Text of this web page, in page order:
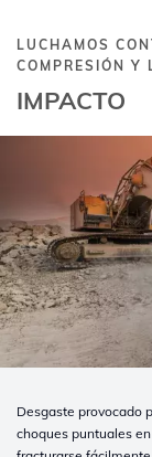
LUCHAMOS
COMPRESIÓN Y
IMPACTO
Desgaste provocado
choques puntuales